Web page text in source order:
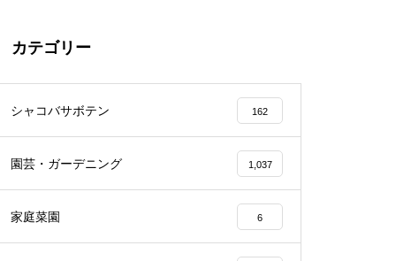
カテゴリー
シャコバサボテン 162
園芸・ガーデニング 1,037
家庭菜園 6